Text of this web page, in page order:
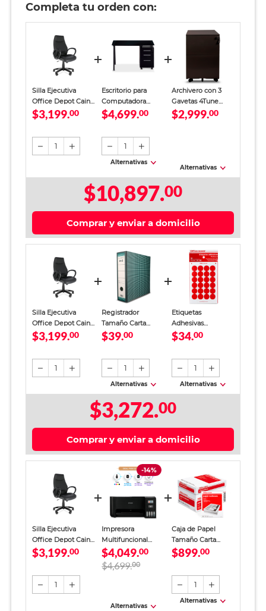
Completa tu orden con:
Silla Ejecutiva
Office Depot Caine
Tipo Piel Negra
$3,199.00
1
Escritorio para
Computadora
Office Depot con
Cajonera MDF
$4,699.00
1
Alternativas
Archivero con 3
Gavetas 4Tune
Metal Negro
$2,999.00
Alternativas
$10,897.00
Comprar y enviar a domicilio
Silla Ejecutiva
Office Depot Caine
Tipo Piel Negra
$3,199.00
1
Registrador
Tamaño Carta
Office Depot
$39.00
1
Alternativas
Etiquetas
Adhesivas
Circulares Office
etiquetas
$34.00
1
Alternativas
$3,272.00
Comprar y enviar a domicilio
Silla Ejecutiva
Office Depot Caine
Tipo Piel Negra
$3,199.00
1
-14%
Impresora
Multifuncional
Epson EcoTank
L3251 Inyección de
Tinta Color Wi-Fi
$4,049.00
$4,699.00
Alternativas
Caja de Papel
Tamaño Carta
Office Depot
$899.00
1
Alternativas